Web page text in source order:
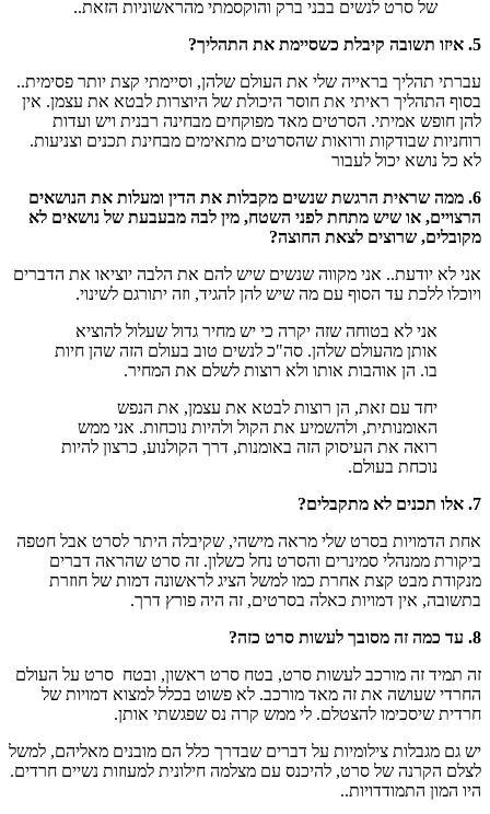
של סרט לנשים בבני ברק והוקסמתי מהראשוניות הזאת..
5. איזו תשובה קיבלת כשסיימת את התהליך?
עברתי תהליך בראייה שלי את העולם שלהן, וסיימתי קצת יותר פסימית..
בסוף התהליך ראיתי את חוסר היכולת של היוצרות לבטא את עצמן. אין
להן חופש אמיתי. הסרטים מאד מפוקחים מבחינה רבנית ויש ועדות
רוחניות שבודקות ורואות שהסרטים מתאימים מבחינת תכנים וצניעות.
לא כל נושא יכול לעבור
6. ממה שראית הרגשת שנשים מקבלות את הדין ומעלות את הנושאים
הרצויים, או שיש מתחת לפני השטח, מין לבה מבעבעת של נושאים לא
מקובלים, שרוצים לצאת החוצה?
אני לא יודעת.. אני מקווה שנשים שיש להם את הלבה יוציאו את הדברים
ויוכלו ללכת עד הסוף עם מה שיש להן להגיד, וזה יתורגם לשינוי.
אני לא בטוחה שזה יקרה כי יש מחיר גדול שעלול להוציא
אותן מהעולם שלהן. סה"כ לנשים טוב בעולם הזה שהן חיות
בו. הן אוהבות אותו ולא רוצות לשלם את המחיר.
יחד עם זאת, הן רוצות לבטא את עצמן, את הנפש
האומנותית, ולהשמיע את הקול ולהיות נוכחות. אני ממש
רואה את העיסוק הזה באומנות, דרך הקולנוע, כרצון להיות
נוכחת בעולם.
7. אלו תכנים לא מתקבלים?
אחת הדמויות בסרט שלי מראה מישהי, שקיבלה היתר לסרט אבל חטפה
ביקורת ממנהלי סמינרים והסרט נחל כשלון. זה סרט שהראה דברים
מנקודת מבט קצת אחרת כמו למשל הציג לראשונה דמות של חוזרת
בתשובה, אין דמויות כאלה בסרטים, זה היה פורץ דרך.
8. עד כמה זה מסובך לעשות סרט כזה?
זה תמיד זה מורכב לעשות סרט, בטח סרט ראשון, ובטח סרט על העולם
החרדי שעושה את זה מאד מורכב. לא פשוט בכלל למצוא דמויות של
חרדית שיסכימו להצטלם. לי ממש קרה נס שפגשתי אותן.
יש גם מגבלות צילומיות על דברים שבדרך כלל הם מובנים מאליהם, למשל
לצלם הקרנה של סרט, להיכנס עם מצלמה חילונית למעוזות נשיים חרדים.
היו המון התמודדויות..